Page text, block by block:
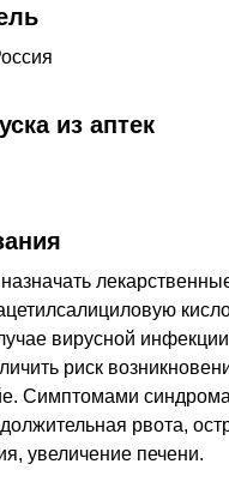
из аптек
вирусной
риск
Симптомами
рвота,
увеличение печени.